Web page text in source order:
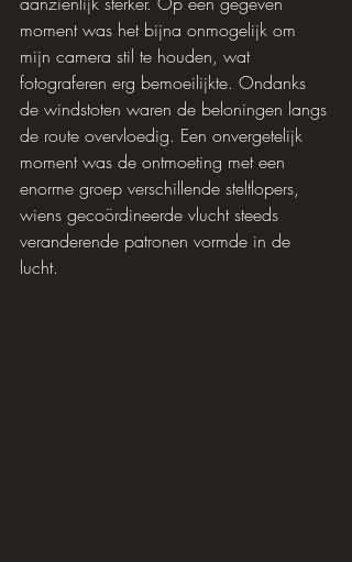
moment was het bijna onmogelijk om
mijn camera stil te houden, wat
fotograferen erg bemoeilijkte. Ondanks
de windstoten waren de beloningen langs
de route overvloedig. Een onvergetelijk
moment was de ontmoeting met een
enorme groep verschillende steltlopers,
wiens gecoördineerde vlucht steeds
veranderende patronen vormde in de
lucht.